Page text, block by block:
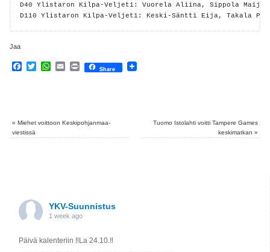
D40 Ylistaron Kilpa-Veljet1: Vuorela Aliina, Sippola Maija,
D110 Ylistaron Kilpa-Veljet1: Keski-Säntti Eija, Takala
Jaa
Facebook
TwitterWhatsApp
EmailPrintShare
« Miehet voittoon Keskipohjanmaa-
viestissä
Tuomo Istolahti voitti Tampere Games
keskimatkan »
YKV-Suunnistus
1 week ago
Päivä kalenteriin ‼️La 24.10.‼️